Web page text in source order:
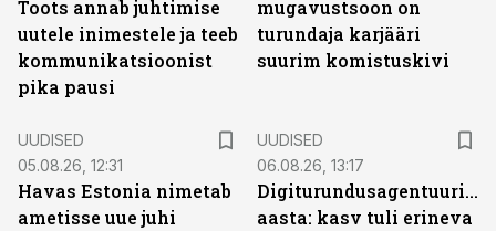
Toots annab juhtimise
uutele inimestele ja teeb
kommunikatsioonist
pika pausi
mugavustsoon on
turundaja karjääri
suurim komistuskivi
UUDISED
05.08.26, 12:31
Havas Estonia nimetab
ametisse uue juhi
UUDISED
06.08.26, 13:17
Digiturundusagentuuride
aasta: kasv tuli erineva